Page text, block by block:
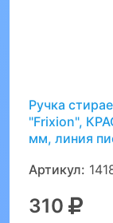
Ручка
"Frixion",
мм, линия
Артикул:
310